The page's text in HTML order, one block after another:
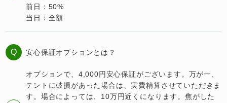
前日：50%
当日：全額
Q 安心保証オプションとは？
オプションで、4,000円安心保証がございます。万が一、
テントに破損があった場合は、実費精算させていただきま
す。場合によっては、10万円近くになります。焦がした